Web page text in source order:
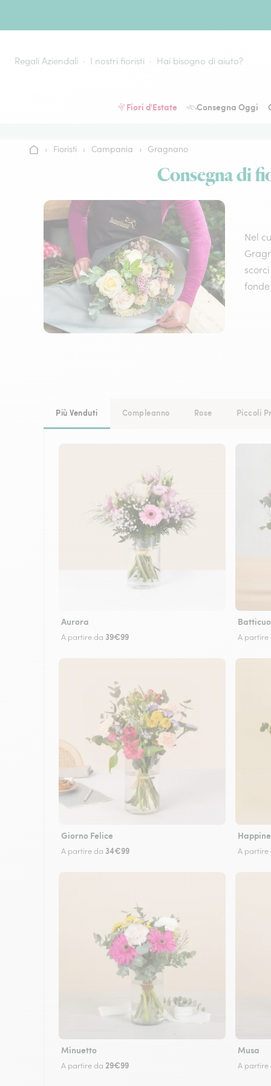
Regali Aziendali I nostri fioristi Hai bisogno di aiuto?
Fiori d'Estate Consegna Oggi
Home› Fioristi › Campania › Gragnano
Consegna di
Nel
Più Venduti Compleanno Rose Piccoli
Aurora
A partire da 39€99 A
Giorno Felice
A partire da 34€99 A
Minuetto
A partire da 29€99
Musa
A